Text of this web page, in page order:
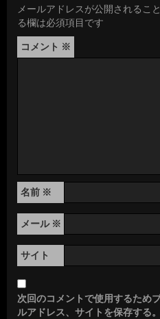
メールアドレスが公開されるこ
る欄は必須項目です
コメント ※
名前 ※
メール ※
サイト
次回のコメントで使用するため
ルアドレス、サイトを保存する。